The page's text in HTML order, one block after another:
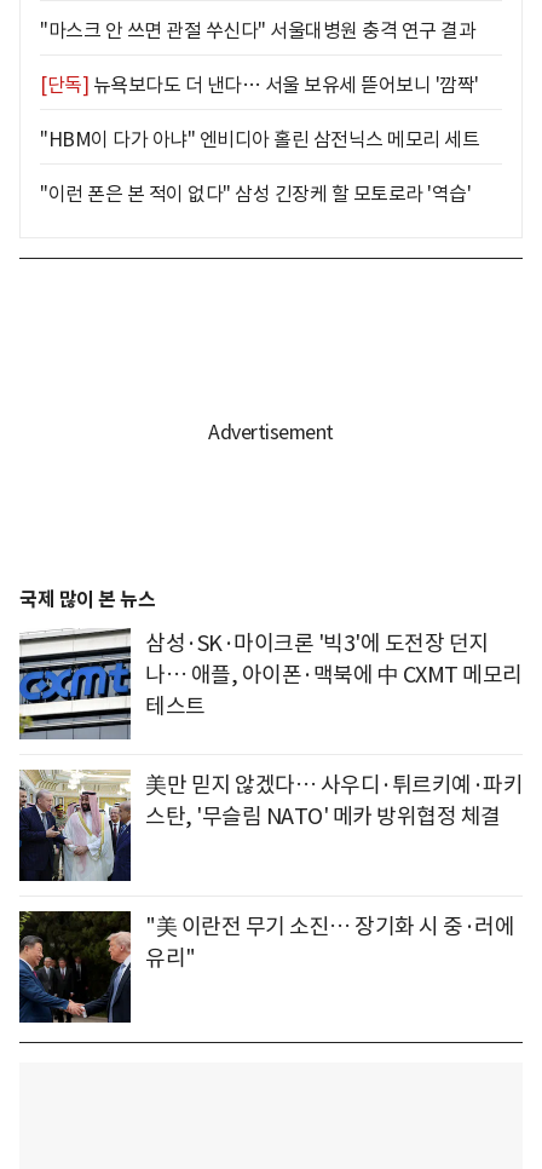
"마스크 안 쓰면 관절 쑤신다" 서울대병원 충격 연구 결과
[단독] 뉴욕보다도 더 낸다… 서울 보유세 뜯어보니 '깜짝'
"HBM이 다가 아냐" 엔비디아 홀린 삼전닉스 메모리 세트
"이런 폰은 본 적이 없다" 삼성 긴장케 할 모토로라 '역습'
국제 많이 본 뉴스
삼성·SK·마이크론 '빅3'에 도전장 던지
나… 애플, 아이폰·맥북에 中 CXMT 메모리
테스트
美만 믿지 않겠다… 사우디·튀르키예·파키
스탄, '무슬림 NATO' 메카 방위협정 체결
"美 이란전 무기 소진… 장기화 시 중·러에
유리"